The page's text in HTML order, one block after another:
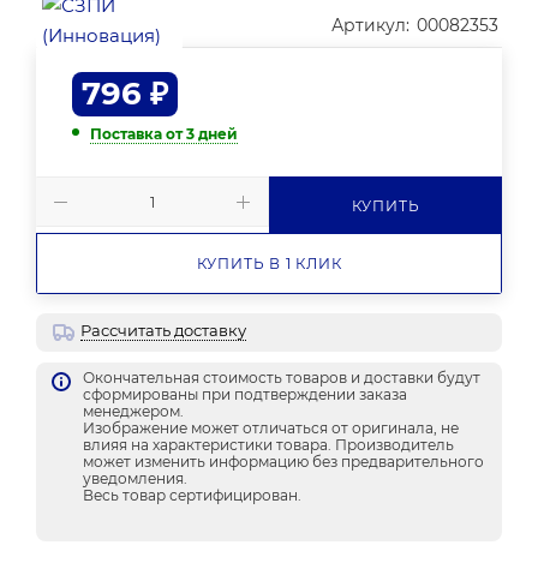
Артикул: 00082353
796 ₽
Поставка от 3 дней
КУПИТЬ
КУПИТЬ В 1 КЛИК
Рассчитать доставку
Окончательная стоимость товаров и доставки будут
сформированы при подтверждении заказа
менеджером.
Изображение может отличаться от оригинала, не
влияя на характеристики товара. Производитель
может изменить информацию без предварительного
уведомления.
Весь товар сертифицирован.